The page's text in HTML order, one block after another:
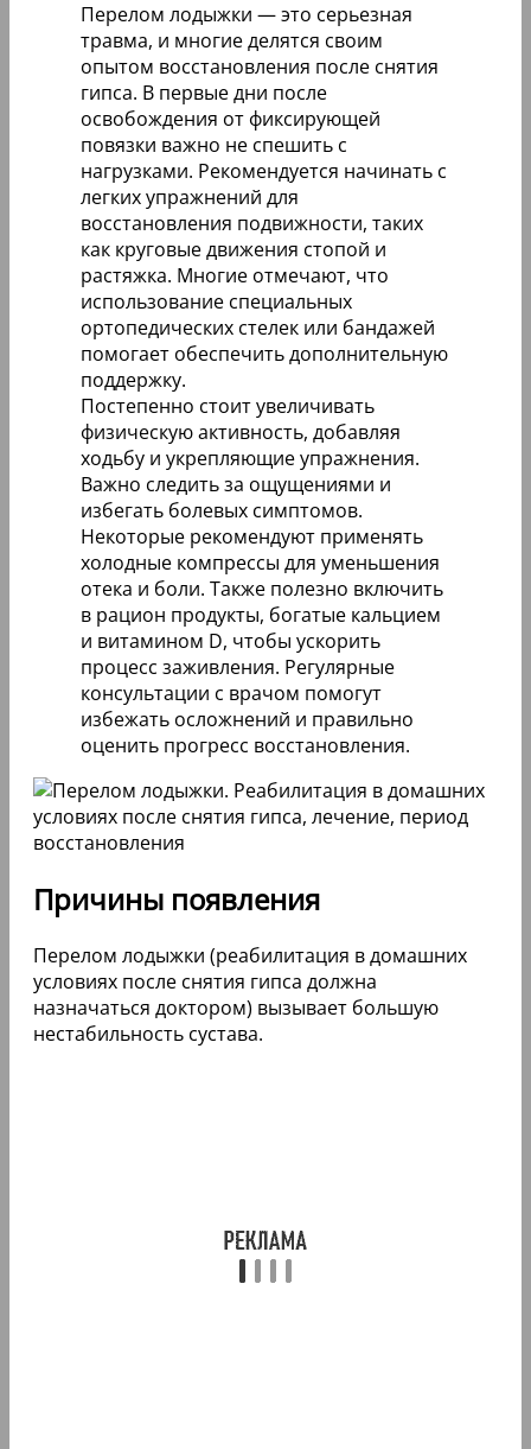
Перелом лодыжки — это серьезная
травма, и многие делятся своим
опытом восстановления после снятия
гипса. В первые дни после
освобождения от фиксирующей
повязки важно не спешить с
нагрузками. Рекомендуется начинать с
легких упражнений для
восстановления подвижности, таких
как круговые движения стопой и
растяжка. Многие отмечают, что
использование специальных
ортопедических стелек или бандажей
помогает обеспечить дополнительную
поддержку.
Постепенно стоит увеличивать
физическую активность, добавляя
ходьбу и укрепляющие упражнения.
Важно следить за ощущениями и
избегать болевых симптомов.
Некоторые рекомендуют применять
холодные компрессы для уменьшения
отека и боли. Также полезно включить
в рацион продукты, богатые кальцием
и витамином D, чтобы ускорить
процесс заживления. Регулярные
консультации с врачом помогут
избежать осложнений и правильно
оценить прогресс восстановления.
Причины появления
Перелом лодыжки (реабилитация в домашних
условиях после снятия гипса должна
назначаться доктором) вызывает большую
нестабильность сустава.